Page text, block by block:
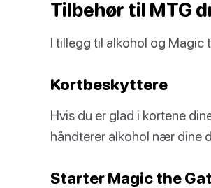
Tilbehør til MTG
I tillegg til alkohol og Magic
Kortbeskyttere
Hvis du er glad i kortene
håndterer alkohol nær dine
Starter Magic the